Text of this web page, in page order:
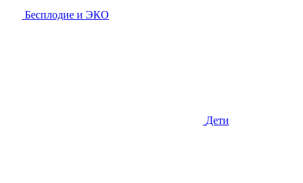
Бесплодие и ЭКО
Дети